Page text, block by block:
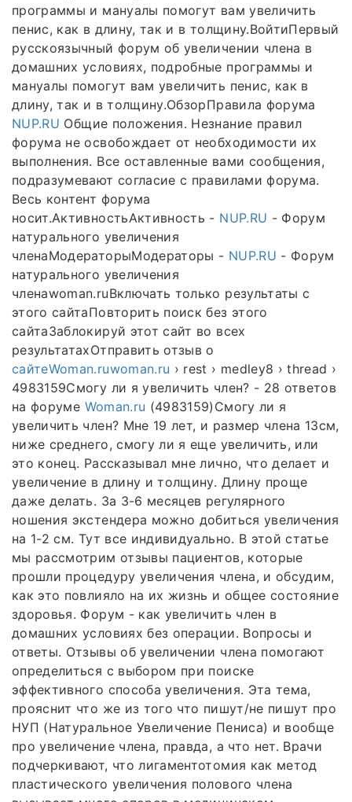
программы и мануалы помогут вам увеличить
пенис, как в длину, так и в толщину.ВойтиПервый
русскоязычный форум об увеличении члена в
домашних условиях, подробные программы и
мануалы помогут вам увеличить пенис, как в
длину, так и в толщину.ОбзорПравила форума
NUP.RU Общие положения. Незнание правил
форума не освобождает от необходимости их
выполнения. Все оставленные вами сообщения,
подразумевают согласие с правилами форума.
Весь контент форума
носит.АктивностьАктивность - NUP.RU - Форум
натурального увеличения
членаМодераторыМодераторы - NUP.RU - Форум
натурального увеличения
членаwoman.ruВключать только результаты с
этого сайтаПовторить поиск без этого
сайтаЗаблокируй этот сайт во всех
результатахОтправить отзыв о
сайтеWoman.ruwoman.ru › rest › medley8 › thread ›
4983159Смогу ли я увеличить член? - 28 ответов
на форуме Woman.ru (4983159)Смогу ли я
увеличить член? Мне 19 лет, и размер члена 13см,
ниже среднего, смогу ли я еще увеличить, или
это конец. Рассказывал мне лично, что делает и
увеличение в длину и толщину. Длину проще
даже делать. За 3-6 месяцев регулярного
ношения экстендера можно добиться увеличения
на 1-2 см. Тут все индивидуально. В этой статье
мы рассмотрим отзывы пациентов, которые
прошли процедуру увеличения члена, и обсудим,
как это повлияло на их жизнь и общее состояние
здоровья. Форум - как увеличить член в
домашних условиях без операции. Вопросы и
ответы. Отзывы об увеличении члена помогают
определиться с выбором при поиске
эффективного способа увеличения. Эта тема,
прояснит что же из того что пишут/не пишут про
НУП (Натуральное Увеличение Пениса) и вообще
про увеличение члена, правда, а что нет. Врачи
подчеркивают, что лигаментотомия как метод
пластического увеличения полового члена